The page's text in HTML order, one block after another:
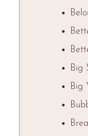
Big
Big